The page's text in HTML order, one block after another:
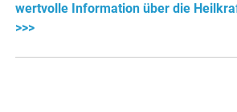
wertvolle Information über die
>>>